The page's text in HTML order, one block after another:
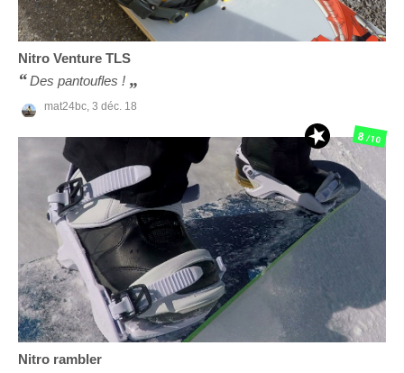
Nitro Venture TLS
Des pantoufles !
mat24bc, 3 déc. 18
Nitro rambler
8/10